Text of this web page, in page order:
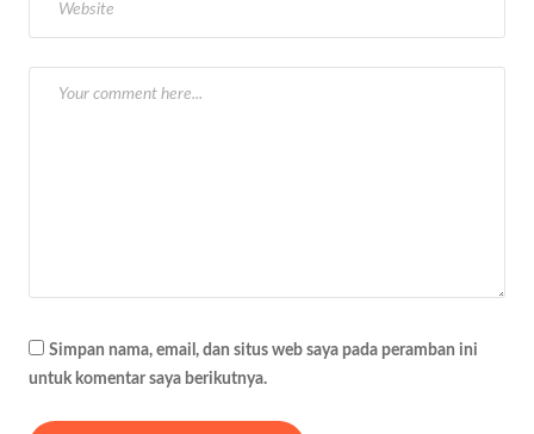
Simpan nama, email, dan situs web saya pada peramban ini
untuk komentar saya berikutnya.